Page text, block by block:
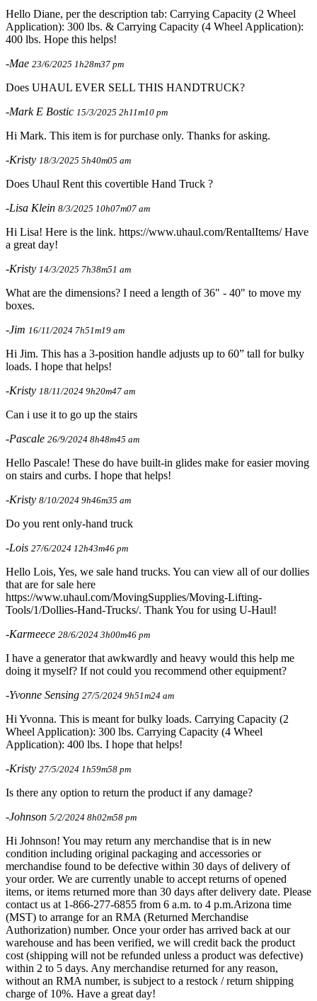
Hello Diane, per the description tab: Carrying Capacity (2 Wheel
Application): 300 lbs. & Carrying Capacity (4 Wheel Application):
400 lbs. Hope this helps!
-Mae 23/6/2025 1h28m37 pm
Does UHAUL EVER SELL THIS HANDTRUCK?
-Mark E Bostic 15/3/2025 2h11m10 pm
Hi Mark. This item is for purchase only. Thanks for asking.
-Kristy 18/3/2025 5h40m05 am
Does Uhaul Rent this covertible Hand Truck ?
-Lisa Klein 8/3/2025 10h07m07 am
Hi Lisa! Here is the link. https://www.uhaul.com/RentalItems/ Have
a great day!
-Kristy 14/3/2025 7h38m51 am
What are the dimensions? I need a length of 36" - 40" to move my
boxes.
-Jim 16/11/2024 7h51m19 am
Hi Jim. This has a 3-position handle adjusts up to 60” tall for bulky
loads. I hope that helps!
-Kristy 18/11/2024 9h20m47 am
Can i use it to go up the stairs
-Pascale 26/9/2024 8h48m45 am
Hello Pascale! These do have built-in glides make for easier moving
on stairs and curbs. I hope that helps!
-Kristy 8/10/2024 9h46m35 am
Do you rent only-hand truck
-Lois 27/6/2024 12h43m46 pm
Hello Lois, Yes, we sale hand trucks. You can view all of our dollies
that are for sale here
https://www.uhaul.com/MovingSupplies/Moving-Lifting-
Tools/1/Dollies-Hand-Trucks/. Thank You for using U-Haul!
-Karmeece 28/6/2024 3h00m46 pm
I have a generator that awkwardly and heavy would this help me
doing it myself? If not could you recommend other equipment?
-Yvonne Sensing 27/5/2024 9h51m24 am
Hi Yvonna. This is meant for bulky loads. Carrying Capacity (2
Wheel Application): 300 lbs. Carrying Capacity (4 Wheel
Application): 400 lbs. I hope that helps!
-Kristy 27/5/2024 1h59m58 pm
Is there any option to return the product if any damage?
-Johnson 5/2/2024 8h02m58 pm
Hi Johnson! You may return any merchandise that is in new
condition including original packaging and accessories or
merchandise found to be defective within 30 days of delivery of
your order. We are currently unable to accept returns of opened
items, or items returned more than 30 days after delivery date. Please
contact us at 1-866-277-6855 from 6 a.m. to 4 p.m.Arizona time
(MST) to arrange for an RMA (Returned Merchandise
Authorization) number. Once your order has arrived back at our
warehouse and has been verified, we will credit back the product
cost (shipping will not be refunded unless a product was defective)
within 2 to 5 days. Any merchandise returned for any reason,
without an RMA number, is subject to a restock / return shipping
charge of 10%. Have a great day!